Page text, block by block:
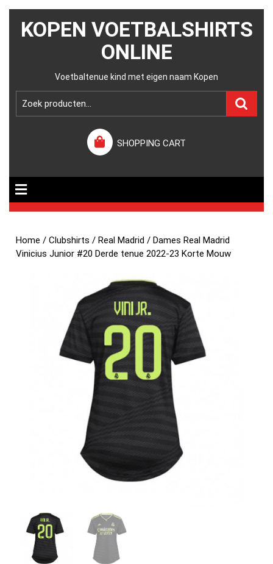
KOPEN VOETBALSHIRTS
ONLINE
Voetbaltenue kind met eigen naam Kopen
SHOPPING CART
Home /Clubshirts /Real Madrid / Dames Real Madrid
Vinicius Junior #20 Derde tenue 2022-23 Korte Mouw